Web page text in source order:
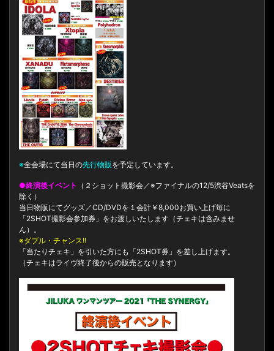
※全会場にて当日の先行物販を予定しています。
●終演後イベント （２ショット撮影会／※ファイナルの12/5渋谷Veatsを
除く）
当日物販にてグッズ／CD/DVDを１会計￥8,000お買い上げ毎に
「2SHOT撮影会参加券」をお渡しいたします（チェキは含みませ
ん）。
※ダブル・チャンス!!
「当たりチェキ」を引いた方にも「2SHOT券」を差し上げます。
（チェキはライヴ終了後からの販売となります）